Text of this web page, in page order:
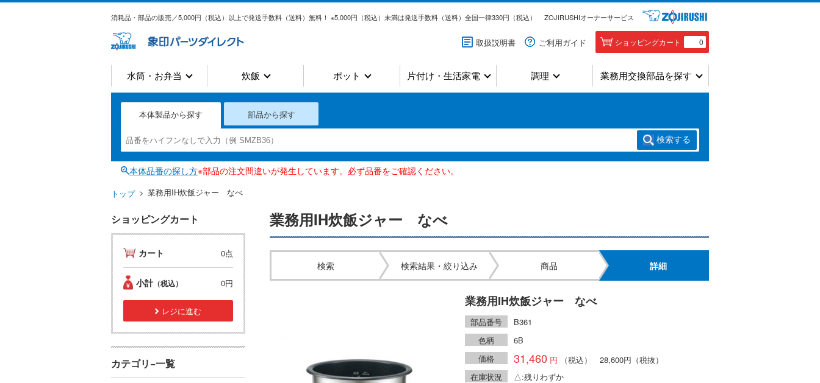
消耗品・部品の販売／5,000円（税込）以上で発送手数料（送料）無料！ ※5,000円（税込）未満は発送手数料（送料）全国一律330円（税込） ZOJIRUSHIオーナーサービス
取扱説明書 ご利用ガイド ショッピングカート 0
水筒・お弁当 炊飯 ポット 片付け・生活家電 調理 業務用交換部品を探す
本体製品から探す 部品から探す
検索する
本体品番の探し方※部品の注文間違いが発生しています。必ず品番をご確認ください。
トップ 業務用IH炊飯ジャー なべ
業務用IH炊飯ジャー なべ
検索 検索結果・絞り込み 商品 詳細
業務用IH炊飯ジャー なべ
部品番号
B361
色柄
6B
価格
31,460 （税込） 28,600円 （税抜）
在庫状況
△:残りわずか
ショッピングカート
カート 0点
小計 （税込） 0円
レジに進む
カテゴリ−一覧